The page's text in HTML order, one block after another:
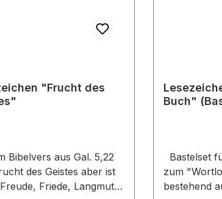
"Frucht des
Bibelvers aus Gal. 5,22
des Geistes aber ist
Friede, Langmut,
Buch"
Bastelset
zum
bestehend